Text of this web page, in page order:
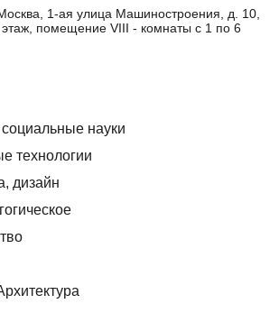
1-ая улица Машиностроения, д. 10,
помещение VIII - комнаты с 1 по 6
науки
технологии
дизайн